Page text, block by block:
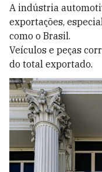
A indústria
exportações,
como o Brasil.
Veículos e peças
do total exportado.